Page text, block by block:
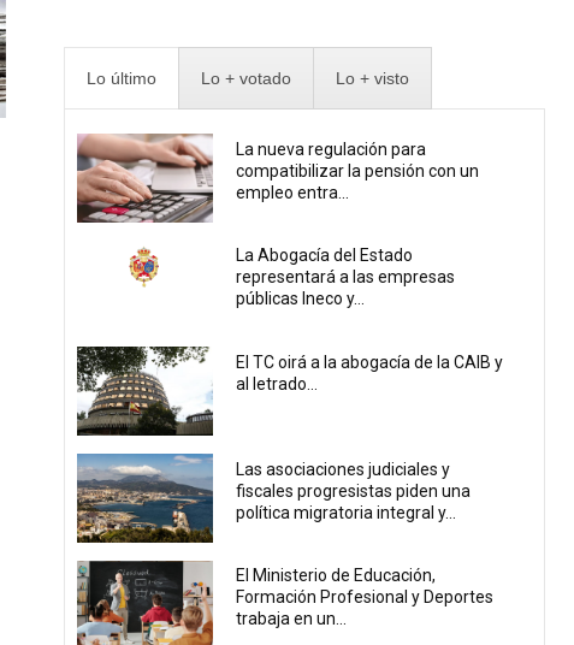
Lo último Lo + votado Lo + visto
La nueva regulación para
compatibilizar la pensión con un
empleo entra...
La Abogacía del Estado
representará a las empresas
públicas Ineco y...
El TC oirá a la abogacía de la CAIB y
al letrado...
Las asociaciones judiciales y
fiscales progresistas piden una
política migratoria integral y...
El Ministerio de Educación,
Formación Profesional y Deportes
trabaja en un...